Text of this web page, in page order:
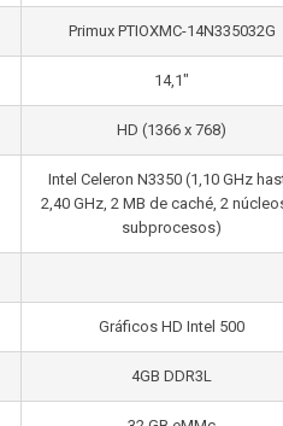
Primux PTIOXMC-14N335032G
14,1″
HD (1366 x 768)
Intel Celeron N3350 (1,10 GHz
2,40 GHz, 2 MB de caché, 2
subprocesos)
Gráficos HD Intel 500
4GB DDR3L